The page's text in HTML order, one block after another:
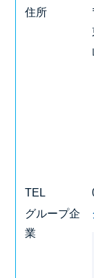
住所
TEL
グループ企
業